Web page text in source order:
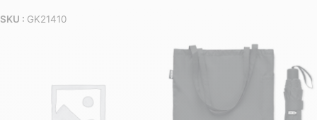
SKU : GK21410